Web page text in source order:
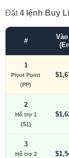
Đặt4 lệnh Buy
#
1
Pivot Point
(PP)
2
Hỗ trợ 1
(S1)
3
Hỗ trợ 2